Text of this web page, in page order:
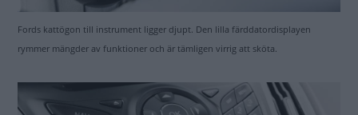
Fords kattögon till instrument ligger djupt. Den lilla färddatordisplayen
rymmer mängder av funktioner och är tämligen virrig att sköta.